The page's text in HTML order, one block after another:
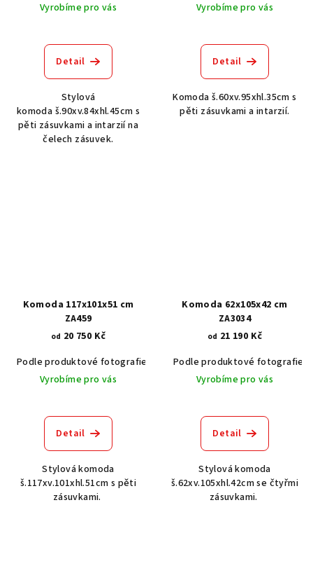
Vyrobíme pro vás
Detail
Stylová
komoda š.90xv.84xhl.45cm s
pěti zásuvkami a intarzií na
čelech zásuvek.
Vyrobíme pro vás
Detail
Komoda š.60xv.95xhl.35cm s
pěti zásuvkami a intarzií.
Komoda 117x101x51 cm
ZA459
od 20 750 Kč
Podle produktové fotografie
Akát vintage BT1551
Dub světlý
Vyrobíme pro vás
Detail
Stylová komoda
š.117xv.101xhl.51cm s pěti
zásuvkami.
Komoda 62x105x42 cm
ZA3034
od 21 190 Kč
Podle produktové fotografie
Vyrobíme pro vás
Detail
Stylová komoda
š.62xv.105xhl.42cm se čtyřmi
zásuvkami.